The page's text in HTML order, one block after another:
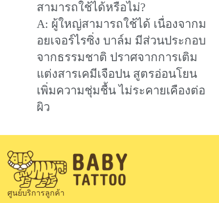
สามารถใช้ได้หรือไม่?
A: ผู้ใหญ่สามารถใช้ได้ เนื่องจากม
อยเจอร์ไรซิ่ง บาล์ม มีส่วนประกอบ
จากธรรมชาติ ปราศจากการเติม
แต่งสารเคมีเจือปน สูตรอ่อนโยน
เพิ่มความชุ่มชื้น ไม่ระคายเคืองต่อ
ผิว
ศูนย์บริการลูกค้า